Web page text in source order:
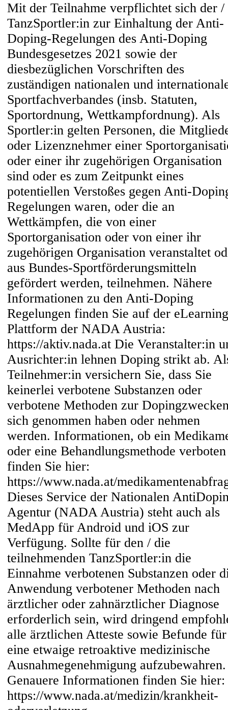
Mit der Teilnahme verpflichtet sich der /
TanzSportler:in zur Einhaltung der Anti-
Doping-Regelungen des Anti-Doping
Bundesgesetzes 2021 sowie der
diesbezüglichen Vorschriften des
zuständigen nationalen und
Sportfachverbandes (insb. Statuten,
Sportordnung, Wettkampfordnung). Als
Sportler:in gelten Personen, die
oder Lizenznehmer einer
oder einer ihr zugehörigen Organisation
sind oder es zum Zeitpunkt eines
potentiellen Verstoßes gegen Anti-
Regelungen waren, oder die an
Wettkämpfen, die von einer
Sportorganisation oder von einer ihr
zugehörigen Organisation veranstaltet
aus Bundes-Sportförderungsmitteln
gefördert werden, teilnehmen. Nähere
Informationen zu den Anti-Doping
Regelungen finden Sie auf der
Plattform der NADA Austria:
https://aktiv.nada.at Die Veranstalter:in
Ausrichter:in lehnen Doping strikt ab.
Teilnehmer:in versichern Sie, dass Sie
keinerlei verbotene Substanzen oder
verbotene Methoden zur
sich genommen haben oder nehmen
werden. Informationen, ob ein
oder eine Behandlungsmethode
finden Sie hier:
https://www.nada.at/
Dieses Service der Nationalen
Agentur (NADA Austria) steht auch als
MedApp für Android und iOS zur
Verfügung. Sollte für den / die
teilnehmenden TanzSportler:in die
Einnahme verbotenen Substanzen oder
Anwendung verbotener Methoden nach
ärztlicher oder zahnärztlicher Diagnose
erforderlich sein, wird dringend
alle ärztlichen Atteste sowie Befunde für
eine etwaige retroaktive medizinische
Ausnahmegenehmigung aufzubewahren.
Genauere Informationen finden Sie hier:
https://www.nada.at/medizin/krankheit-